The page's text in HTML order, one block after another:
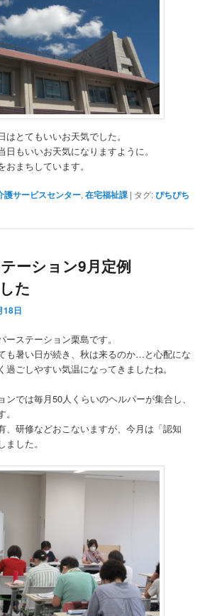
とてもいいお天気でした。
日もいいお天気になりますように。
まちしています。
護サービスセンター,在宅福祉課 | タグ:ぴちぴち
ーション9月定例
た
18日
ーステーション栗島です。
も暑い日が続き、秋は来るのか…と心配にな
過ごしやすい気温になってきましたね。
では毎月50人くらいのヘルパーが集合し、
、研修などおこないますが、今月は「認知
した。